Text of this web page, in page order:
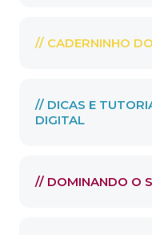
// CADERNINHO
// DICAS E
DIGITAL
// DOMINANDO O